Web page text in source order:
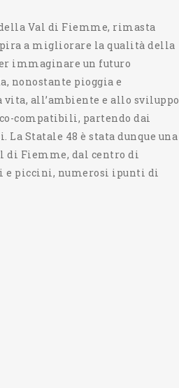
della Val di Fiemme, rimasta
a migliorare la qualità della
immaginare un futuro
nonostante pioggia e
all’ambiente e allo sviluppo
compatibili, partendo dai
Statale 48 è stata dunque una
di Fiemme, dal centro di
e piccini, numerosi ipunti di